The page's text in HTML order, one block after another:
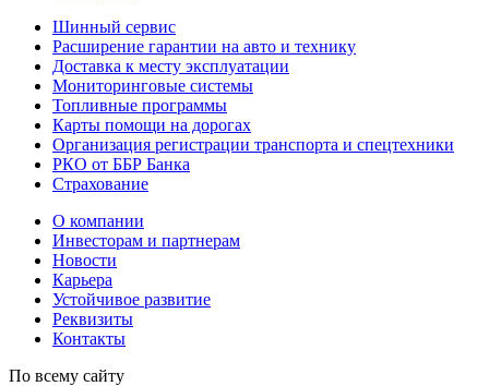
Шинный сервис
Расширение гарантии на авто и технику
Доставка к месту эксплуатации
Мониторинговые системы
Топливные программы
Карты помощи на дорогах
Организация регистрации транспорта и спецтехники
РКО от ББР Банка
Страхование
О компании
Инвесторам и партнерам
Новости
Карьера
Устойчивое развитие
Реквизиты
Контакты
По всему сайту